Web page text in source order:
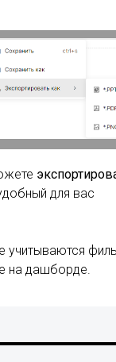
для вас
учитываются
на дашборде.